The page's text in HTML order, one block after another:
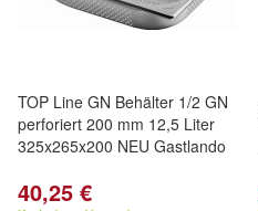
TOP Line GN Behälter 1/2 GN
perforiert 200 mm 12,5 Liter
325x265x200 NEU Gastlando
40,25 €